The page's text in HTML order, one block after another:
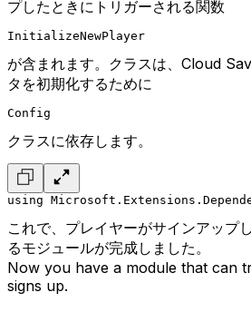
プしたときにトリガーされる関数
InitializeNewPlayer
が含まれます。クラスは、Cloud
タを初期化するために
Config
クラスに依存します。
using
これで、プレイヤーがサインアップ
るモジュールが完成しました。
Now you have a module that can
signs up.